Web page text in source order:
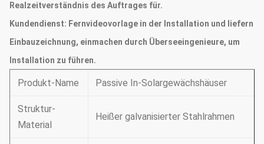
Realzeitverständnis des Auftrages für.
Kundendienst: Fernvideovorlage in der Installation und liefern
Einbauzeichnung, einmachen durch Überseeingenieure, um
Installation zu führen.
Produkt-Name Passive In-Solargewächshäuser
Struktur-
Material
Heißer galvanisierter Stahlrahmen